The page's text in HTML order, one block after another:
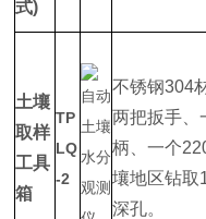
式)
土壤
取样
工具
箱
TP
LQ
-2
不锈钢304
两把扳手、
柄、一个
壤地区钻取
深孔。